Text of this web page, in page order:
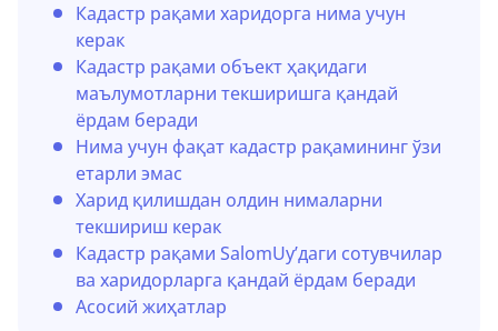
Кадастр рақами харидорга нима учун
керак
Кадастр рақами объект ҳақидаги
маълумотларни текширишга қандай
ёрдам беради
Нима учун фақат кадастр рақамининг ўзи
етарли эмас
Харид қилишдан олдин нималарни
текшириш керак
Кадастр рақами SalomUy’даги сотувчилар
ва харидорларга қандай ёрдам беради
Асосий жиҳатлар